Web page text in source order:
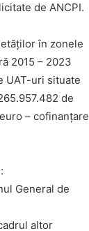
de ANCPI.
în zonele
2015 – 2023
UAT-uri situate
de
– cofinanțare
General de
altor